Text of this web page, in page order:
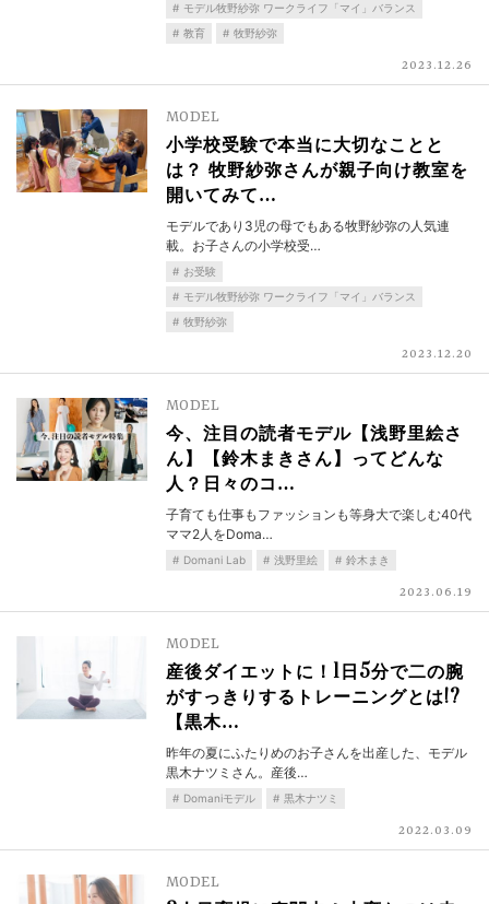
モデル牧野紗弥 ワークライフ「マイ」バランス
教育
牧野紗弥
2023.12.26
MODEL
小学校受験で本当に大切なことと
は？ 牧野紗弥さんが親子向け教室を
開いてみて…
モデルであり3児の母でもある牧野紗弥の人気連
載。お子さんの小学校受…
お受験
モデル牧野紗弥 ワークライフ「マイ」バランス
牧野紗弥
2023.12.20
MODEL
今、注目の読者モデル【浅野里絵さ
ん】【鈴木まきさん】ってどんな
人？日々のコ…
子育ても仕事もファッションも等身大で楽しむ40代
ママ2人をDoma…
Domani Lab 浅野里絵 鈴木まき
2023.06.19
MODEL
産後ダイエットに！1日5分で二の腕
がすっきりするトレーニングとは!?
【黒木…
昨年の夏にふたりめのお子さんを出産した、モデル
黒木ナツミさん。産後…
Domaniモデル 黒木ナツミ
2022.03.09
MODEL